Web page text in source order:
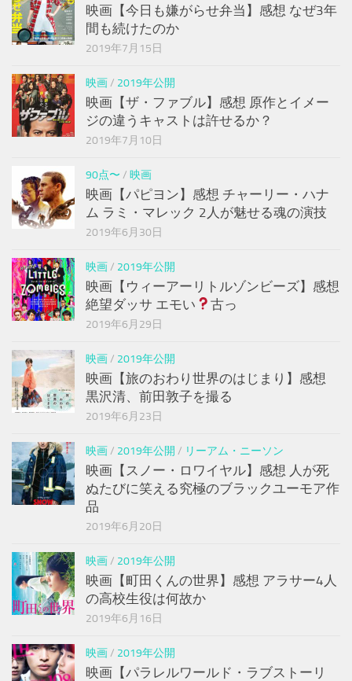
映画【今日も嫌がらせ弁当】感想 なぜ3年
間も続けたのか
2019年7月15日
映画/ 2019年公開
映画【ザ・ファブル】感想 原作とイメー
ジの違うキャストは許せるか？
2019年7月10日
90点〜 / 映画
映画【パピヨン】感想 チャーリー・ハナ
ム ラミ・マレック 2人が魅せる魂の演技
2019年6月30日
映画/ 2019年公開
映画【ウィーアーリトルゾンビーズ】感想
絶望ダッサ エモい
古っ
2019年6月29日
映画/ 2019年公開
映画【旅のおわり世界のはじまり】感想
黒沢清、前田敦子を撮る
2019年6月23日
映画/ 2019年公開 / リーアム・ニーソン
映画【スノー・ロワイヤル】感想 人が死
ぬたびに笑える究極のブラックユーモア作
品
2019年6月20日
映画/ 2019年公開
映画【町田くんの世界】感想 アラサー4人
の高校生役は何故か
2019年6月16日
映画/ 2019年公開
映画【パラレルワールド・ラブストーリ